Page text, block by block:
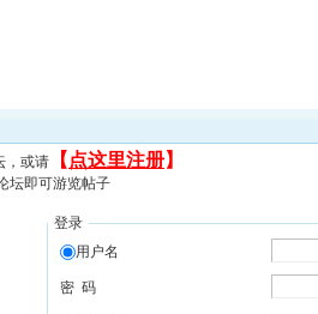
，或请 【 点这里注册】
坛即可游览帖子
登录
用户名
密 码